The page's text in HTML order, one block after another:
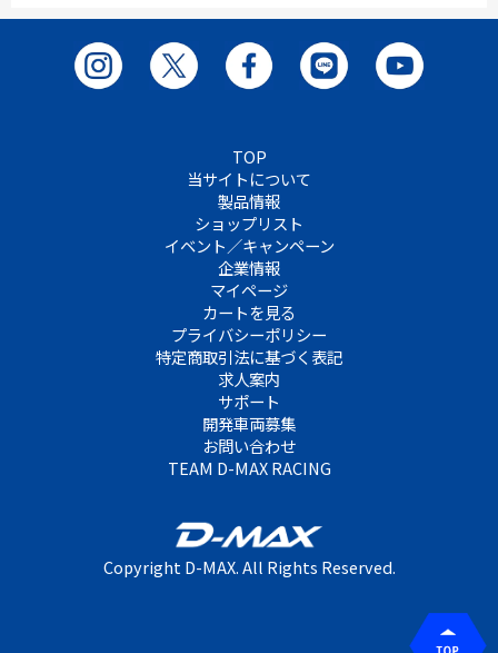
TOP
当サイトについて
製品情報
ショップリスト
イベント／キャンペーン
企業情報
マイページ
カートを見る
プライバシーポリシー
特定商取引法に基づく表記
求人案内
サポート
開発車両募集
お問い合わせ
TEAM D-MAX RACING
Copyright D-MAX. All Rights Reserved.